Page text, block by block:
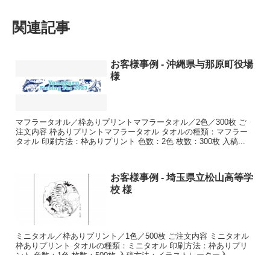
関連記事
お客様事例 - 沖縄県与那原町役場
様
マフラータオル／枠ありプリントマフラータオル／2色／300枚 ご
注文内容 枠ありプリントマフラータオル タオルの種類：マフラー
タオル 印刷方法：枠ありプリント 色数：2色 枚数：300枚 入稿...
お客様事例 - 埼玉県立松山高等学
校 様
ミニタオル／枠ありプリント／1色／500枚 ご注文内容 ミニタオル
枠ありプリント タオルの種類：ミニタオル 印刷方法：枠ありプリ